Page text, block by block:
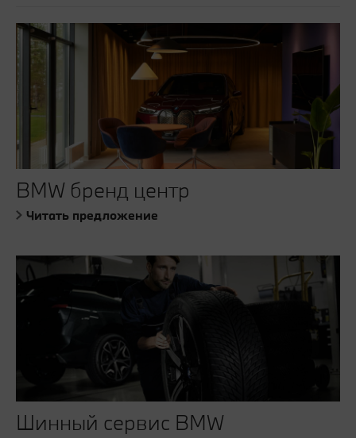
BMW бренд центр
Читать предложение
Шинный сервис BMW